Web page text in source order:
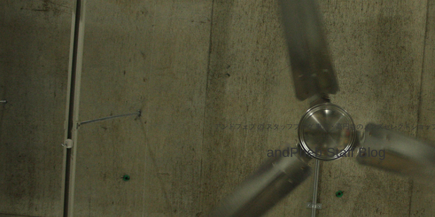
アンドフェブ の スタッフブログ 東京・高円寺のメンズセレクトショッ
andPheb Staff Blog